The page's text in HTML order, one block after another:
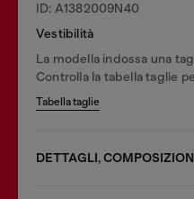
ID: A1382009N40
Vestibilità
La modella indossa una
Controlla la tabella taglie
Tabella taglie
DETTAGLI,